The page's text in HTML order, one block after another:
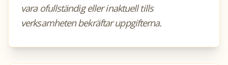
vara ofullständig eller inaktuell tills
verksamheten bekräftar uppgifterna.